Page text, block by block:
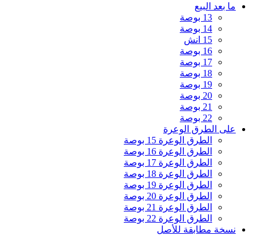
ما بعد البيع
13 بوصة
14 بوصة
15 انش
16 بوصة
17 بوصة
18 بوصة
19 بوصة
20 بوصة
21 بوصة
22 بوصة
على الطرق الوعرة
الطرق الوعرة 15 بوصة
الطرق الوعرة 16 بوصة
الطرق الوعرة 17 بوصة
الطرق الوعرة 18 بوصة
الطرق الوعرة 19 بوصة
الطرق الوعرة 20 بوصة
الطرق الوعرة 21 بوصة
الطرق الوعرة 22 بوصة
نسخة مطابقة للأصل